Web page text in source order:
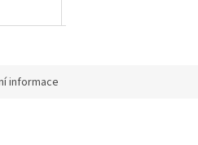
informace